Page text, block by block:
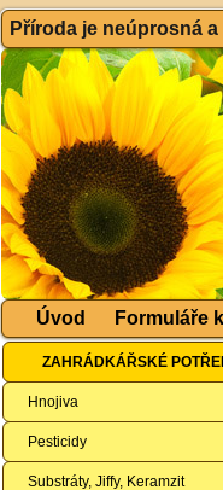
Příroda je neúprosná
Úvod Formuláře
ZAHRÁDKÁŘSKÉ
Hnojiva
Pesticidy
Substráty, Jiffy, Keramzit